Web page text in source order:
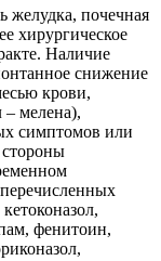
желудка, почечная
хирургическое
Наличие
снижение
крови,
– мелена),
симптомов или
фенитоин,